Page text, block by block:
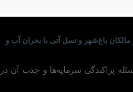
باغ‌‌شهر و نسل آتی با بحران آب و
پراکندگی سرمایه‌ها و جذب آن در